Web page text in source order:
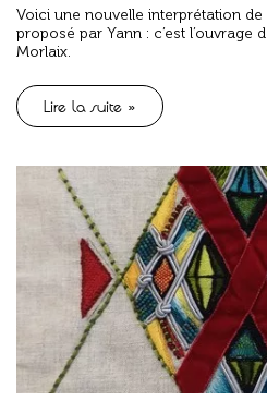
Voici une nouvelle interprétation
proposé par Yann : c’est l’ouvrage
Morlaix.
Lire la suite »